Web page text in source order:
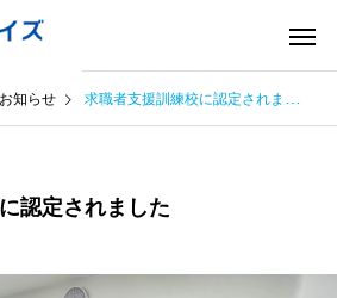
お知らせ 求職者支援訓練校に認定されました
認定されました